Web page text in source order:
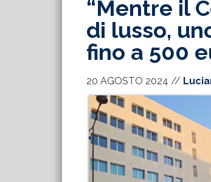
“Mentre il
di lusso,
fino a 500
20 AGOSTO 2024 //